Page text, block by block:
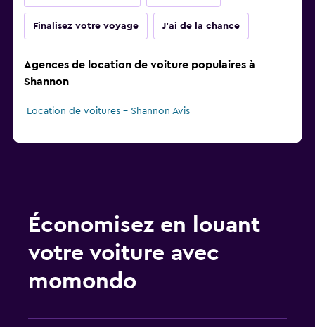
Finalisez votre voyage J'ai de la chance
Agences de location de voiture populaires à
Shannon
Location de voitures - Shannon Avis
Économisez en louant
votre voiture avec
momondo